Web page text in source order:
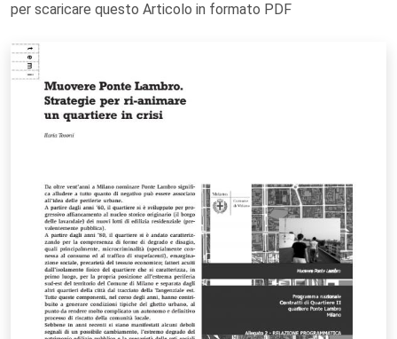
per scaricare questo Articolo in formato PDF